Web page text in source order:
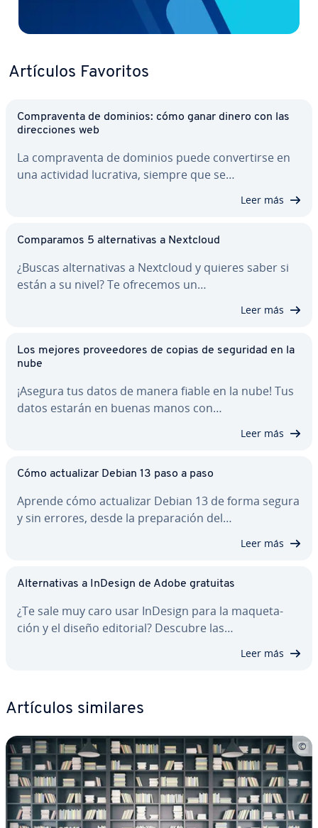
Artículos Favoritos
Co­m­pra­ve­n­ta de dominios: cómo ganar dinero con las
di­re­c­cio­nes web
La co­m­pra­ve­n­ta de dominios puede co­n­ve­r­ti­r­se en
una actividad lucrativa, siempre que se…
Leer más
Co­m­pa­ra­mos 5 al­te­r­na­ti­vas a Nextcloud
¿Buscas al­te­r­na­ti­vas a Nextcloud y quieres saber si
están a su nivel? Te ofrecemos un…
Leer más
Los mejores pro­vee­do­res de copias de seguridad en la
nube
¡Asegura tus datos de manera fiable en la nube! Tus
datos estarán en buenas manos con…
Leer más
Cómo ac­tua­li­zar Debian 13 paso a paso
Aprende cómo ac­tua­li­zar Debian 13 de forma segura
y sin errores, desde la pre­pa­ra­ción del…
Leer más
Al­te­r­na­ti­vas a InDesign de Adobe gratuitas
¿Te sale muy caro usar InDesign para la ma­que­ta­
ción y el diseño editorial? Descubre las…
Leer más
Artículos similares